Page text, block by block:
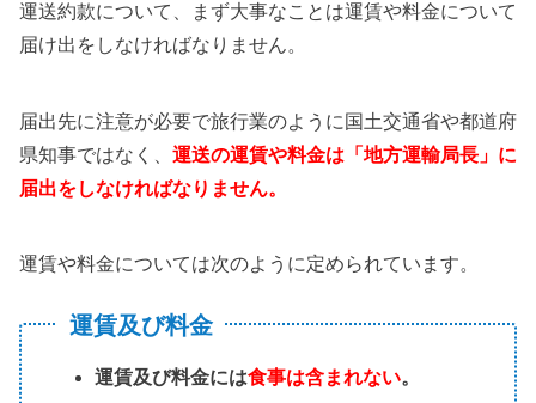
運送約款について、まず大事なことは運賃や料金について
届け出をしなければなりません。
届出先に注意が必要で旅行業のように国土交通省や都道府
県知事ではなく、 運送の運賃や料金は「地方運輸局長」に
届出をしなければなりません。
運賃や料金については次のように定められています。
運賃及び料金
運賃及び料金には食事は含まれない。